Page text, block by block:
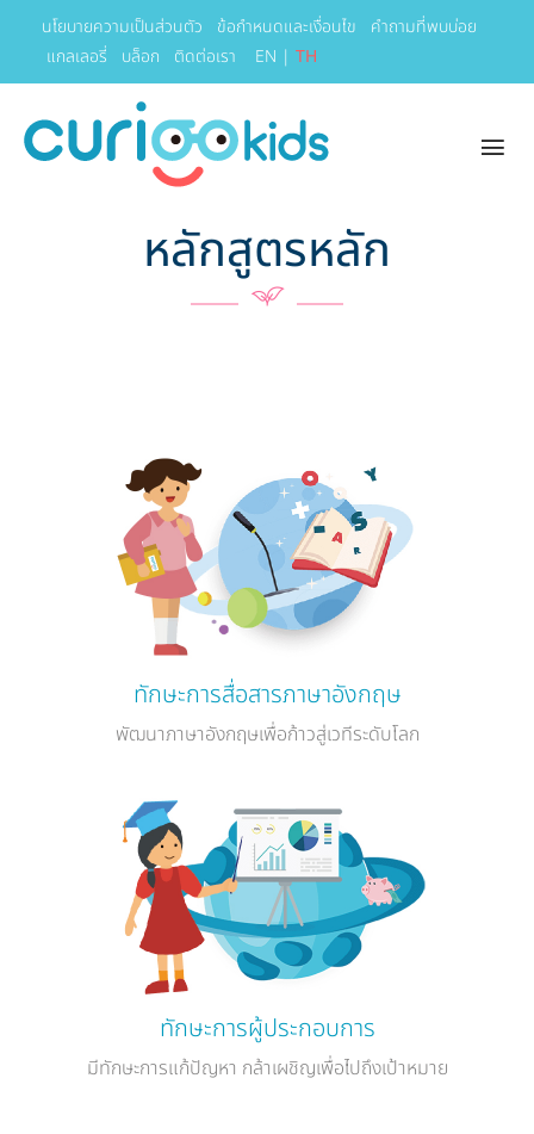
นโยบายความเป็นส่วนตัว ข้อกำหนดและเงื่อนไข
คำถามที่พบบ่อย
แกลเลอรี่
บล็อก ติดต่อเรา EN | TH
หลักสูตรหลัก
ทักษะการสื่อสารภาษาอังกฤษ
พัฒนาภาษาอังกฤษเพื่อก้าวสู่เวทีระดับโลก
ทักษะการผู้ประกอบการ
มีทักษะการแก้ปัญหา กล้าเผชิญเพื่อไปถึงเป้าหมาย